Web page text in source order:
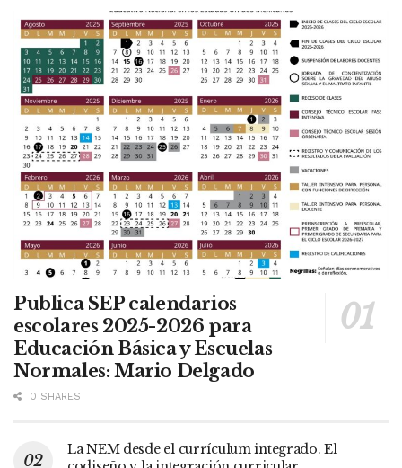
Publica SEP calendarios
escolares 2025-2026 para
Educación Básica y Escuelas
Normales: Mario Delgado
0 SHARES
La NEM desde el currículum integrado. El